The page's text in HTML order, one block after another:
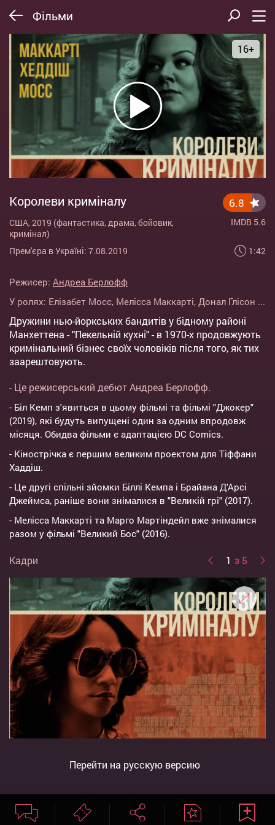
Фільми
16+
Королеви криміналу
США, 2019 (фантастика, драма, бойовик,
кримінал)
Прем'єра в Україні: 7.08.2019
6.8
IMDB 5.6
1:42
Режисер: Андреа Берлофф
У ролях: Елізабет Мосс, Мелісса Маккарті, Донал Глісон ...
Дружини нью-йоркських бандитів у бідному районі
Манхеттена - "Пекельній кухні" - в 1970-х продовжують
кримінальний бізнес своїх чоловіків після того, як тих
заарештовують.
- Це режисерський дебют Андреа Берлофф.
- Біл Кемп з'явиться в цьому фільмі та фільмі "Джокер"
(2019), які будуть випущені один за одним впродовж
місяця. Обидва фільми є адаптацією DC Comics.
- Кінострічка є першим великим проектом для Тіффани
Хаддіш.
- Це другі спільні зйомки Біллі Кемпа і Брайана Д'Арсі
Джеймса, раніше вони знімалися в "Великій грі" (2017).
- Мелісса Маккарті та Марго Мартіндейл вже знімалися
разом у фільмі "Великий Бос" (2016).
Кадри 1 з 5
Перейти на русскую версию